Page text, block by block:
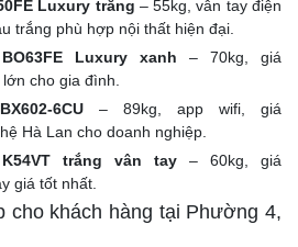
Luxury trắng – 55kg, vân tay điện
trắng phù hợp nội thất hiện đại.
Luxury xanh – 70kg, giá
cho gia đình.
6CU – 89kg, app wifi, giá
Hà Lan cho doanh nghiệp.
trắng vân tay – 60kg, giá
giá tốt nhất.
cho khách hàng tại Phường 4,